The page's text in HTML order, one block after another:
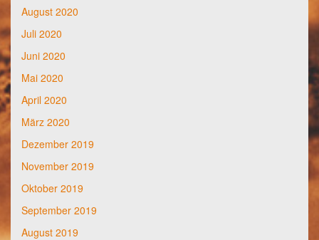
August 2020
Juli 2020
Juni 2020
Mai 2020
April 2020
März 2020
Dezember 2019
November 2019
Oktober 2019
September 2019
August 2019